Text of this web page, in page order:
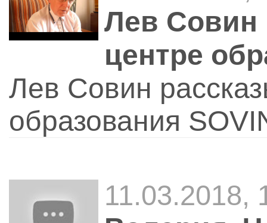
Лев Совин
центре
Лев Совин
образования
11.03.2018,